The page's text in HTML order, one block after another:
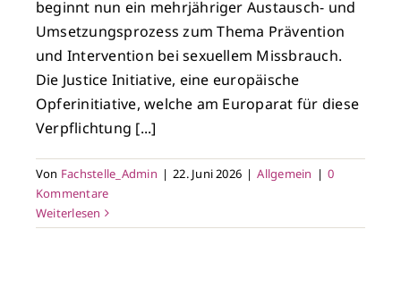
beginnt nun ein mehrjähriger Austausch- und
Umsetzungsprozess zum Thema Prävention
und Intervention bei sexuellem Missbrauch.
Die Justice Initiative, eine europäische
Opferinitiative, welche am Europarat für diese
Verpflichtung [...]
Von Fachstelle_Admin | 22. Juni 2026 | Allgemein | 0
Kommentare
Weiterlesen